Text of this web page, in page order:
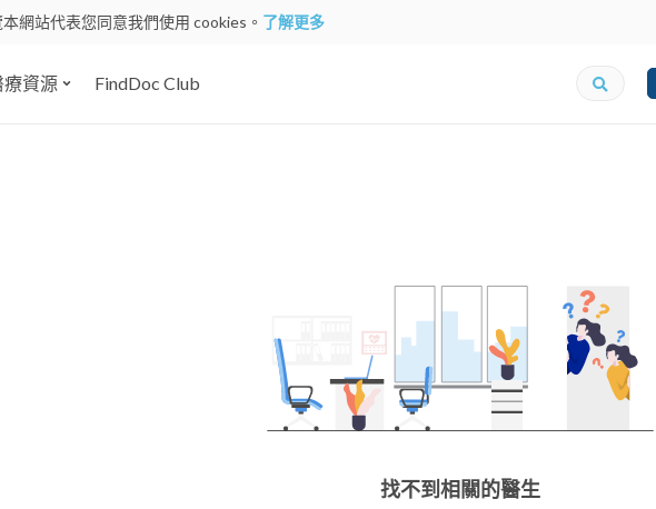
網站代表您同意我們使用 cookies。 了解更多
療資源 FindDoc Club
找不到相關的醫生